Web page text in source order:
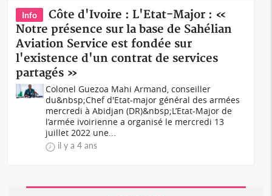
Info
Côte d'Ivoire : L'Etat-Major : «
Notre présence sur la base de Sahélian
Aviation Service est fondée sur
l'existence d'un contrat de services
partagés »
Colonel Guezoa Mahi Armand, conseiller
du&nbsp;Chef d'Etat-major général des armées
mercredi à Abidjan (DR)&nbsp;L’Etat-Major de
l’armée ivoirienne a organisé le mercredi 13
juillet 2022 une...
il y a 4 ans